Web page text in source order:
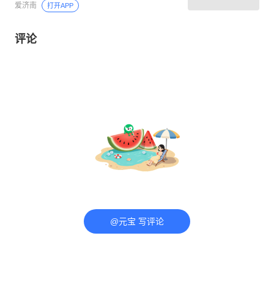
爱济南 打开APP
评论
@元宝 写评论